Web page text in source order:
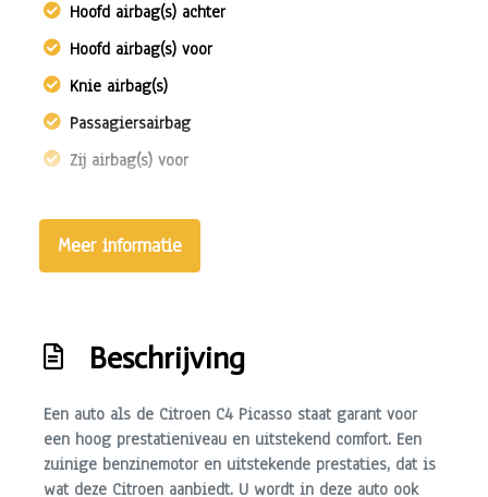
Hoofd airbag(s) achter
Hoofd airbag(s) voor
Knie airbag(s)
Passagiersairbag
Zij airbag(s) voor
Buitenspiegels elektrisch inklapbaar
Centrale vergrendeling met afstandsbediening
Dimlichten automatisch
Lichtmetalen velgen 16"
Mistlampen voor
Meer informatie
Beschrijving
Een auto als de Citroen C4 Picasso staat garant voor
een hoog prestatieniveau en uitstekend comfort. Een
zuinige benzinemotor en uitstekende prestaties, dat is
wat deze Citroen aanbiedt. U wordt in deze auto ook